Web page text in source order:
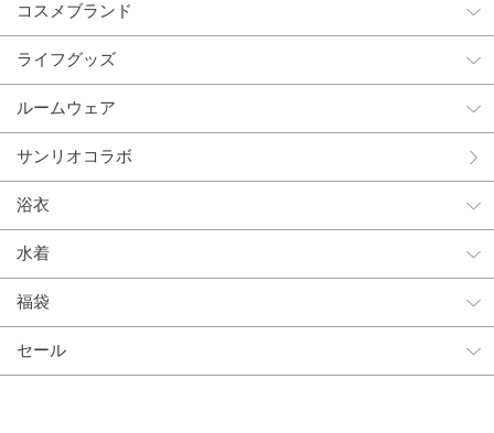
コスメブランド
ライフグッズ
ルームウェア
サンリオコラボ
浴衣
水着
福袋
セール